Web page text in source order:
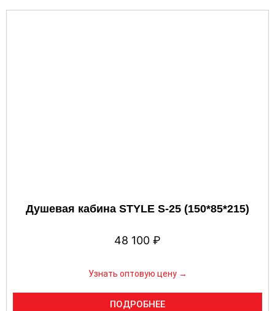
Душевая кабина STYLE S-25 (150*85*215)
48 100 ₽
Узнать оптовую цену →
ПОДРОБНЕЕ